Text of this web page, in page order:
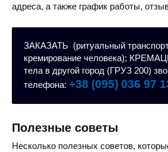
адреса, а также график работы,
ЗАКАЗАТЬ (ритуальный
кремирование человека);
тела в другой город (ГРУЗ 200)
телефона: +38 (095) 036 97
Полезные советы
Несколько полезных советов,